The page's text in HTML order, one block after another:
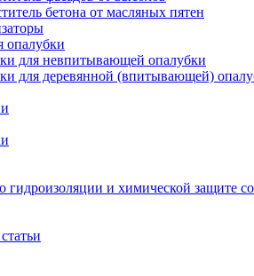
бетона от масляных пятен
опалубки
для невпитывающей опалубки
для деревянной (впитывающей)
гидроизоляции и химической защите